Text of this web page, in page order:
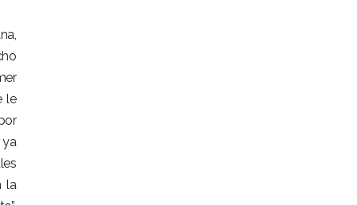
le
ya
la